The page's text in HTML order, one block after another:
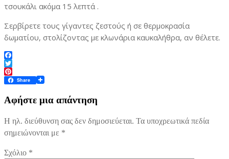
τσουκάλι ακόμα 15 λεπτά .
Σερβίρετε τους γίγαντες ζεστούς ή σε θερμοκρασία
δωματίου, στολίζοντας με κλωνάρια καυκαλήθρα, αν θέλετε.
Facebook
Twitter
Pinterest
Share
Αφήστε μια απάντηση
Η ηλ. διεύθυνση σας δεν δημοσιεύεται. Τα υποχρεωτικά πεδία
σημειώνονται με *
Σχόλιο *